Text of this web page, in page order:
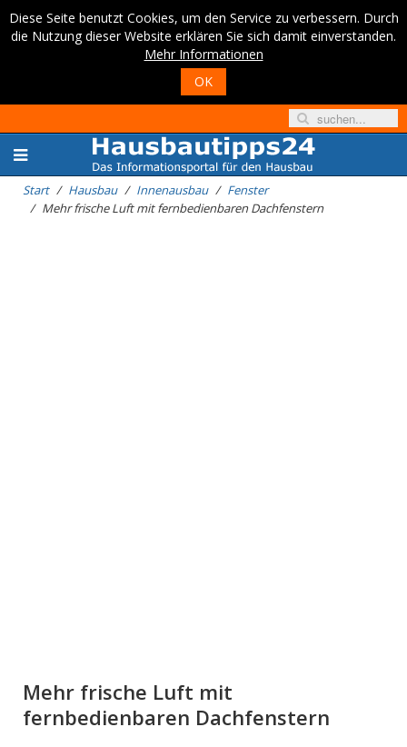
Diese Seite benutzt Cookies, um den Service zu verbessern. Durch
die Nutzung dieser Website erklären Sie sich damit einverstanden.
Mehr Informationen
OK
Start Hausbau Innenausbau
Fenster
Mehr frische Luft mit fernbedienbaren Dachfenstern
Mehr frische Luft mit
fernbedienbaren Dachfenstern